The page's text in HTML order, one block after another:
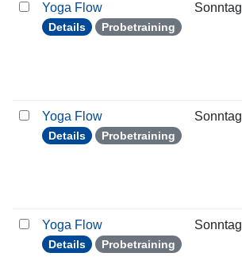
Yoga Flow
Details Probetraining
Sonntag
Yoga Flow
Details Probetraining
Sonntag
Yoga Flow
Details Probetraining
Sonntag